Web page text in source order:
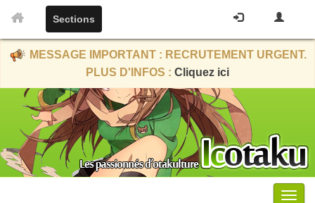
Sections
MESSAGE IMPORTANT : RECRUTEMENT URGENT.
PLUS D'INFOS : Cliquez ici
Menu